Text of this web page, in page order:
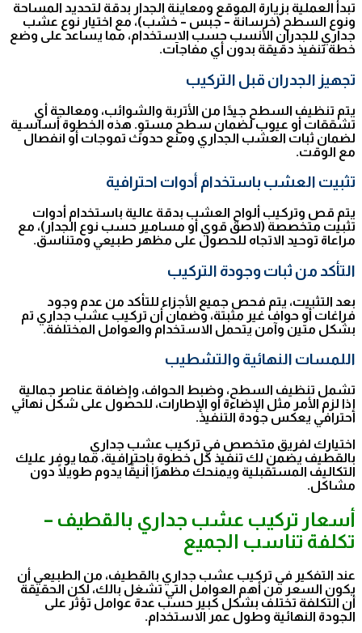
تبدأ العملية بزيارة الموقع ومعاينة الجدار بدقة لتحديد المساحة
ونوع السطح (خرسانة – جبس – خشب)، مع اختيار نوع عشب
جداري للجدران الأنسب حسب الاستخدام، مما يساعد على وضع
خطة تنفيذ دقيقة بدون أي مفاجآت.
تجهيز الجدران قبل التركيب
يتم تنظيف السطح جيدًا من الأتربة والشوائب، ومعالجة أي
تشققات أو عيوب لضمان سطح مستوٍ. هذه الخطوة أساسية
لضمان ثبات العشب الجداري ومنع حدوث تموجات أو انفصال
مع الوقت.
تثبيت العشب باستخدام أدوات احترافية
يتم قص وتركيب ألواح العشب بدقة عالية باستخدام أدوات
تثبيت متخصصة (لاصق قوي أو مسامير حسب نوع الجدار)، مع
مراعاة توحيد الاتجاه للحصول على مظهر طبيعي ومتناسق.
التأكد من ثبات وجودة التركيب
بعد التثبيت، يتم فحص جميع الأجزاء للتأكد من عدم وجود
فراغات أو حواف غير مثبتة، وضمان أن تركيب عشب جداري تم
بشكل متين وآمن يتحمل الاستخدام والعوامل المختلفة.
اللمسات النهائية والتشطيب
تشمل تنظيف السطح، وضبط الحواف، وإضافة عناصر جمالية
إذا لزم الأمر مثل الإضاءة أو الإطارات، للحصول على شكل نهائي
احترافي يعكس جودة التنفيذ.
اختيارك لفريق متخصص في تركيب عشب جداري
بالقطيف يضمن لك تنفيذ كل خطوة باحترافية، مما يوفر عليك
التكاليف المستقبلية ويمنحك مظهرًا أنيقًا يدوم طويلًا دون
مشاكل.
أسعار تركيب عشب جداري بالقطيف –
تكلفة تناسب الجميع
عند التفكير في تركيب عشب جداري بالقطيف، من الطبيعي أن
يكون السعر من أهم العوامل التي تشغل بالك، لكن الحقيقة
أن التكلفة تختلف بشكل كبير حسب عدة عوامل تؤثر على
الجودة النهائية وطول عمر الاستخدام.